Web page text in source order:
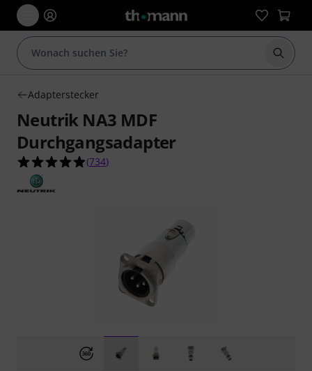
Suche
Adapterstecker
Neutrik NA3 MDF
Durchgangsadapter
4.9 von 5 Sternen aus 734 Kundenbewertungen
(734)